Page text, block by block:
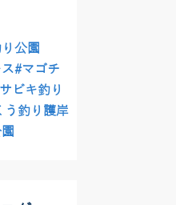
公園
#マゴチ
ビキ釣り
う釣り護岸